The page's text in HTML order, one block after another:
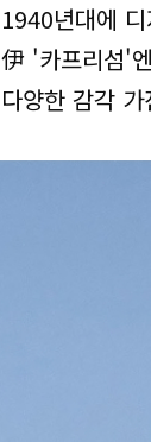
1940년대에
伊 '카프리섬'
다양한 감각